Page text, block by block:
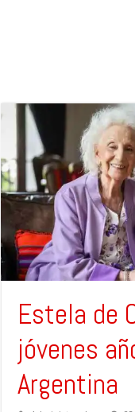
Estela de
jóvenes
Argentina